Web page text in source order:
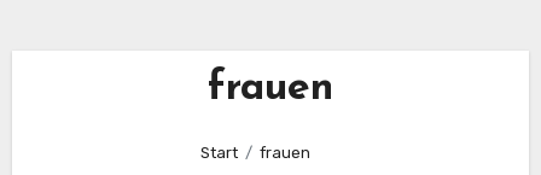
frauen
Start frauen